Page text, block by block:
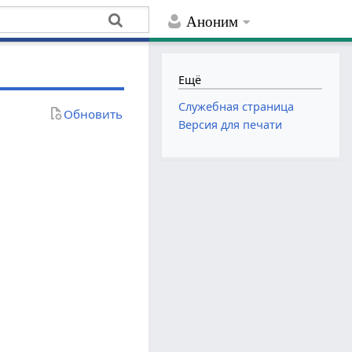
Аноним
Обновить
Ещё
Служебная страница
Версия для печати